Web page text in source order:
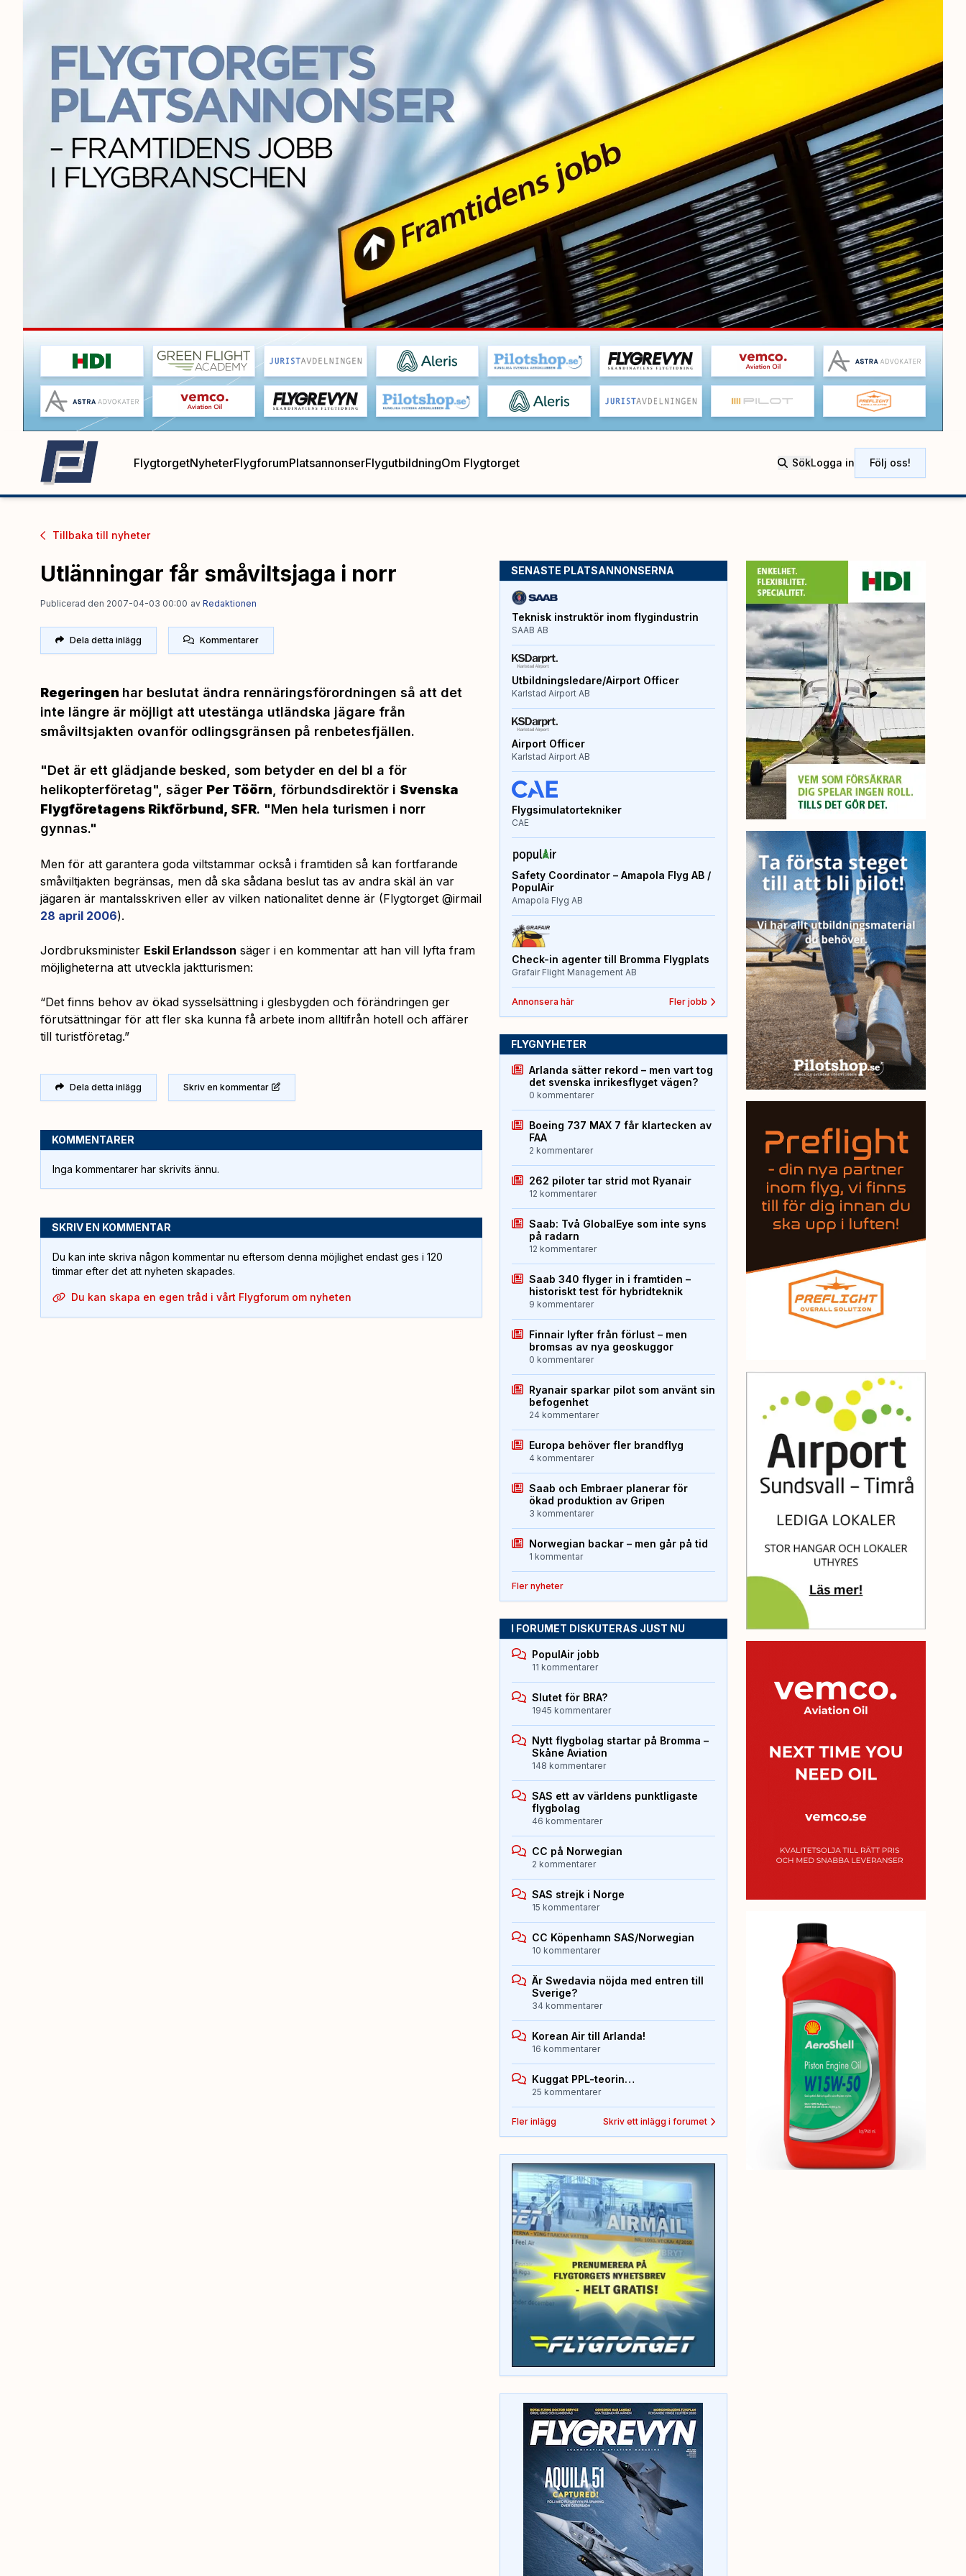
FlygtorgetNyheterFlygforumPlatsannonserFlygutbildningOm Flygtorget SökLogga in Följ oss!
Tillbaka till nyheter
Utlänningar får småviltsjaga i norr
Publicerad den 2007-04-03 00:00 av Redaktionen
Dela detta inlägg Kommentarer
Regeringen har beslutat ändra rennäringsförordningen så att det
inte längre är möjligt att utestänga utländska jägare från
småviltsjakten ovanför odlingsgränsen på renbetesfjällen.
"Det är ett glädjande besked, som betyder en del bl a för
helikopterföretag", säger Per Töörn , förbundsdirektör i Svenska
Flygföretagens Rikförbund, SFR. "Men hela turismen i norr
gynnas."
Men för att garantera goda viltstammar också i framtiden så kan fortfarande
småviltjakten begränsas, men då ska sådana beslut tas av andra skäl än var
jägaren är mantalsskriven eller av vilken nationalitet denne är (Flygtorget @irmail
28 april 2006).
Jordbruksminister Eskil Erlandsson säger i en kommentar att han vill lyfta fram
möjligheterna att utveckla jaktturismen:
“Det finns behov av ökad sysselsättning i glesbygden och förändringen ger
förutsättningar för att fler ska kunna få arbete inom alltifrån hotell och affärer
till turistföretag.”
Dela detta inlägg Skriv en kommentar
KOMMENTARER
Inga kommentarer har skrivits ännu.
SKRIV EN KOMMENTAR
Du kan inte skriva någon kommentar nu eftersom denna möjlighet endast ges i 120
timmar efter det att nyheten skapades.
Du kan skapa en egen tråd i vårt Flygforum om nyheten
SENASTE PLATSANNONSERNA
Teknisk instruktör inom flygindustrin
SAAB AB
Utbildningsledare/Airport Officer
Karlstad Airport AB
Airport Officer
Karlstad Airport AB
Flygsimulatortekniker
CAE
Safety Coordinator – Amapola Flyg AB /
PopulAir
Amapola Flyg AB
Check-in agenter till Bromma Flygplats
Grafair Flight Management AB
Annonsera här Fler jobb
FLYGNYHETER
Arlanda sätter rekord – men vart tog
det svenska inrikesflyget vägen?
0 kommentarer
Boeing 737 MAX 7 får klartecken av
FAA
2 kommentarer
262 piloter tar strid mot Ryanair
12 kommentarer
Saab: Två GlobalEye som inte syns
på radarn
12 kommentarer
Saab 340 flyger in i framtiden –
historiskt test för hybridteknik
9 kommentarer
Finnair lyfter från förlust – men
bromsas av nya geoskuggor
0 kommentarer
Ryanair sparkar pilot som använt sin
befogenhet
24 kommentarer
Europa behöver fler brandflyg
4 kommentarer
Saab och Embraer planerar för
ökad produktion av Gripen
3 kommentarer
Norwegian backar – men går på tid
1 kommentar
Fler nyheter
I FORUMET DISKUTERAS JUST NU
PopulAir jobb
11 kommentarer
Slutet för BRA?
1945 kommentarer
Nytt flygbolag startar på Bromma –
Skåne Aviation
148 kommentarer
SAS ett av världens punktligaste
flygbolag
46 kommentarer
CC på Norwegian
2 kommentarer
SAS strejk i Norge
15 kommentarer
CC Köpenhamn SAS/Norwegian
10 kommentarer
Är Swedavia nöjda med entren till
Sverige?
34 kommentarer
Korean Air till Arlanda!
16 kommentarer
Kuggat PPL-teorin…
25 kommentarer
Fler inlägg Skriv ett inlägg i forumet